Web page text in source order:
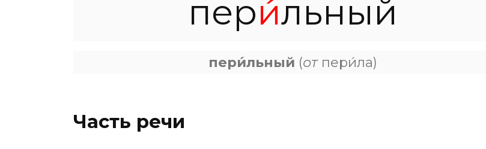
пери́льный
пери́льный (отпери́ла)
Часть речи